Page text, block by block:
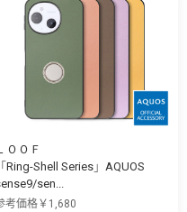
ＯＯＦ
「Ring-Shell Series」AQUOS
sen...
考価格￥1,680